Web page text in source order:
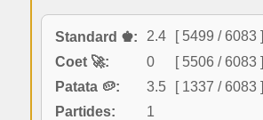
Standard ♚: 2.4
[ 5499 / 6083 ]
Coet 🚀:
0
[ 5506 / 6083 ]
Patata 🥔:
3.5
[ 1337 / 6083 ]
Partides:
1